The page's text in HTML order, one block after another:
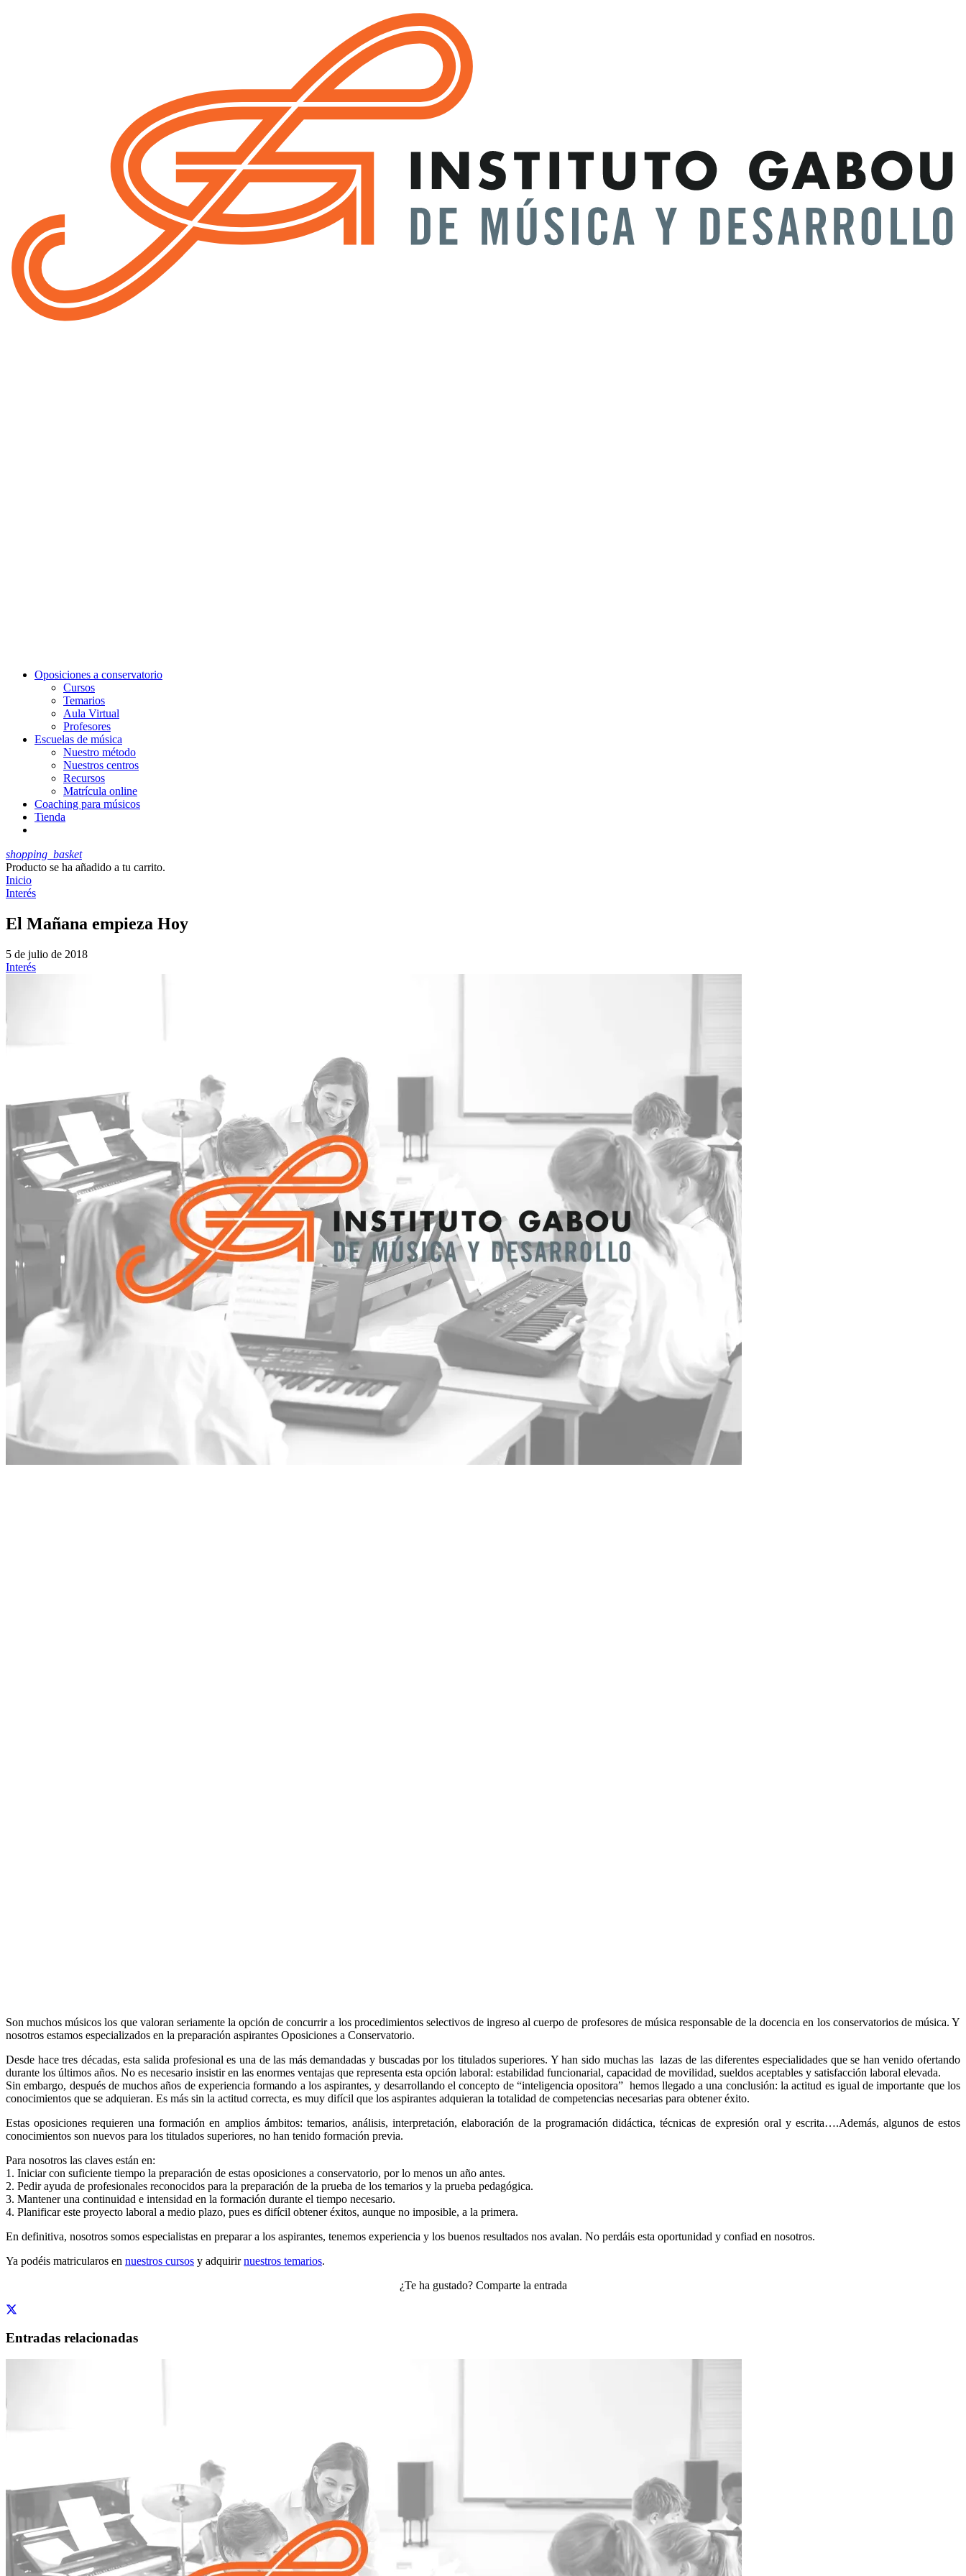
Oposiciones a conservatorio
Cursos
Temarios
Aula Virtual
Profesores
Escuelas de música
Nuestro método
Nuestros centros
Recursos
Matrícula online
Coaching para músicos
Tienda
shopping_basket
Producto se ha añadido a tu carrito.
Inicio
Interés
El Mañana empieza Hoy
5 de julio de 2018
Interés
Son muchos músicos los que valoran seriamente la opción de concurrir a los procedimientos selectivos de ingreso al cuerpo de profesores de música responsable de la docencia en los conservatorios de música. Y
nosotros estamos especializados en la preparación aspirantes Oposiciones a Conservatorio.
Desde hace tres décadas, esta salida profesional es una de las más demandadas y buscadas por los titulados superiores. Y han sido muchas las lazas de las diferentes especialidades que se han venido ofertando
durante los últimos años. No es necesario insistir en las enormes ventajas que representa esta opción laboral: estabilidad funcionarial, capacidad de movilidad, sueldos aceptables y satisfacción laboral elevada.
Sin embargo, después de muchos años de experiencia formando a los aspirantes, y desarrollando el concepto de “inteligencia opositora” hemos llegado a una conclusión: la actitud es igual de importante que los
conocimientos que se adquieran. Es más sin la actitud correcta, es muy difícil que los aspirantes adquieran la totalidad de competencias necesarias para obtener éxito.
Estas oposiciones requieren una formación en amplios ámbitos: temarios, análisis, interpretación, elaboración de la programación didáctica, técnicas de expresión oral y escrita….Además, algunos de estos
conocimientos son nuevos para los titulados superiores, no han tenido formación previa.
Para nosotros las claves están en:
1. Iniciar con suficiente tiempo la preparación de estas oposiciones a conservatorio, por lo menos un año antes.
2. Pedir ayuda de profesionales reconocidos para la preparación de la prueba de los temarios y la prueba pedagógica.
3. Mantener una continuidad e intensidad en la formación durante el tiempo necesario.
4. Planificar este proyecto laboral a medio plazo, pues es difícil obtener éxitos, aunque no imposible, a la primera.
En definitiva, nosotros somos especialistas en preparar a los aspirantes, tenemos experiencia y los buenos resultados nos avalan. No perdáis esta oportunidad y confiad en nosotros.
Ya podéis matricularos en nuestros cursos y adquirirnuestros temarios.
¿Te ha gustado? Comparte la entrada
Entradas relacionadas